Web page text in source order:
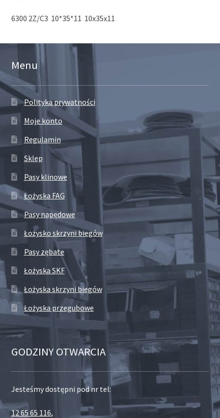
6300 2Z/C3 10*35*11 10x35x11
Menu
Polityka prywatności
Moje konto
Regulamin
Sklep
Pasy klinowe
Łożyska FAG
Pasy napędowe
Łożysko skrzyni biegów
Pasy zębate
Łożyska SKF
Łożyska skrzyni biegów
Łożyska przegubowe
GODZINY OTWARCIA
Jesteśmy dostępni pod nr tel:
12 65 65 116,